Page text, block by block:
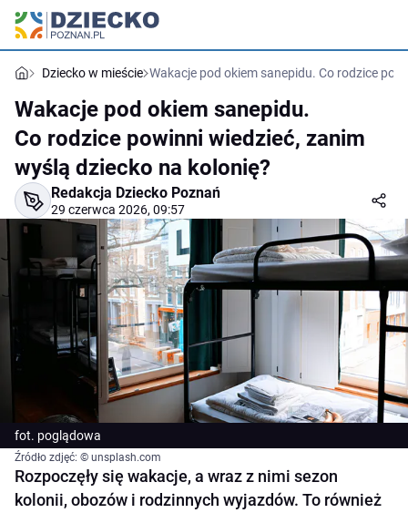
Dziecko w mieście Wakacje pod okiem sanepidu. Co rodzice
Wakacje pod okiem sanepidu.
Co rodzice powinni wiedzieć, zanim
wyślą dziecko na kolonię?
Redakcja Dziecko Poznań
29 czerwca 2026, 09:57
fot. poglądowa
Źródło zdjęć: © unsplash.com
Rozpoczęły się wakacje, a wraz z nimi sezon
kolonii, obozów i rodzinnych wyjazdów. To również